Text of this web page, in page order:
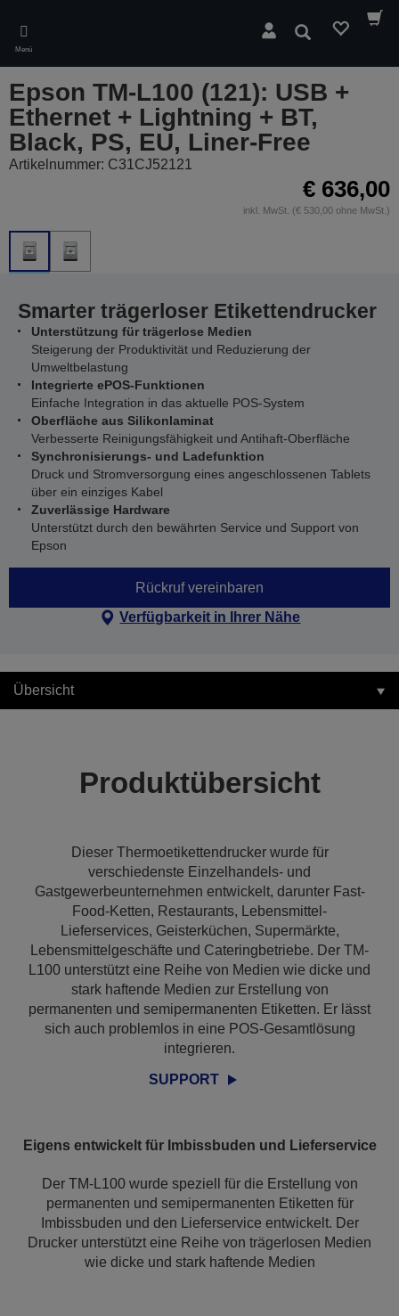
main
content
Menü
Suchen
Epson TM-L100 (121): USB +
Ethernet + Lightning + BT,
Black, PS, EU, Liner-Free
Artikelnummer: C31CJ52121
€ 636,00
inkl. MwSt. (€ 530,00 ohne MwSt.)
Smarter trägerloser Etikettendrucker
Unterstützung für trägerlose Medien
Steigerung der Produktivität und Reduzierung der
Umweltbelastung
Integrierte ePOS-Funktionen
Einfache Integration in das aktuelle POS-System
Oberfläche aus Silikonlaminat
Verbesserte Reinigungsfähigkeit und Antihaft-Oberfläche
Synchronisierungs- und Ladefunktion
Druck und Stromversorgung eines angeschlossenen Tablets
über ein einziges Kabel
Zuverlässige Hardware
Unterstützt durch den bewährten Service und Support von
Epson
Rückruf vereinbaren
Verfügbarkeit in Ihrer Nähe
Übersicht
Produktübersicht
Dieser Thermoetikettendrucker wurde für
verschiedenste Einzelhandels- und
Gastgewerbeunternehmen entwickelt, darunter Fast-
Food-Ketten, Restaurants, Lebensmittel-
Lieferservices, Geisterküchen, Supermärkte,
Lebensmittelgeschäfte und Cateringbetriebe. Der TM-
L100 unterstützt eine Reihe von Medien wie dicke und
stark haftende Medien zur Erstellung von
permanenten und semipermanenten Etiketten. Er lässt
sich auch problemlos in eine POS-Gesamtlösung
integrieren.
SUPPORT
Eigens entwickelt für Imbissbuden und Lieferservice
Der TM-L100 wurde speziell für die Erstellung von
permanenten und semipermanenten Etiketten für
Imbissbuden und den Lieferservice entwickelt. Der
Drucker unterstützt eine Reihe von trägerlosen Medien
wie dicke und stark haftende Medien